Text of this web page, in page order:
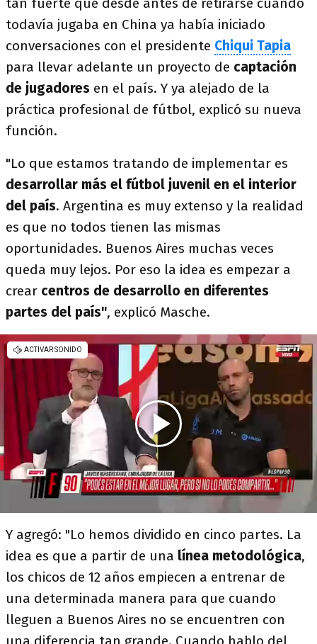
todavía jugaba en China ya había iniciado
conversaciones con el presidente Chiqui Tapia
para llevar adelante un proyecto de captación
de jugadores en el país. Y ya alejado de la
práctica profesional de fútbol, explicó su nueva
función.
"Lo que estamos tratando de implementar es
desarrollar más el fútbol juvenil en el interior
del país. Argentina es muy extenso y la realidad
es que no todos tienen las mismas
oportunidades. Buenos Aires muchas veces
queda muy lejos. Por eso la idea es empezar a
crear centros de desarrollo en diferentes
partes del país", explicó Masche.
Y agregó: "Lo hemos dividido en cinco partes. La
idea es que a partir de una línea metodológica,
los chicos de 12 años empiecen a entrenar de
una determinada manera para que cuando
lleguen a Buenos Aires no se encuentren con